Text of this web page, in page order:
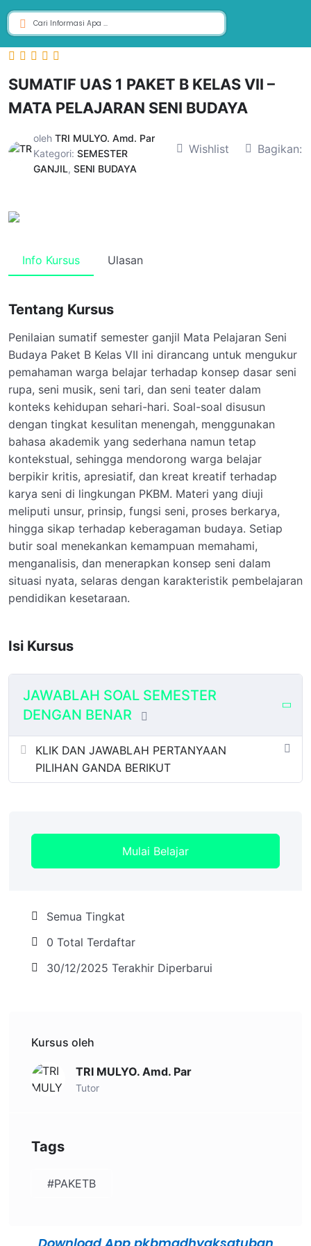
SUMATIF UAS 1 PAKET B KELAS VII –
MATA PELAJARAN SENI BUDAYA
oleh TRI MULYO. Amd. Par
Kategori: SEMESTER
GANJIL, SENI BUDAYA
Wishlist Bagikan:
Info Kursus Ulasan
Tentang Kursus
Penilaian sumatif semester ganjil Mata Pelajaran Seni
Budaya Paket B Kelas VII ini dirancang untuk mengukur
pemahaman warga belajar terhadap konsep dasar seni
rupa, seni musik, seni tari, dan seni teater dalam
konteks kehidupan sehari-hari. Soal-soal disusun
dengan tingkat kesulitan menengah, menggunakan
bahasa akademik yang sederhana namun tetap
kontekstual, sehingga mendorong warga belajar
berpikir kritis, apresiatif, dan kreat kreatif terhadap
karya seni di lingkungan PKBM. Materi yang diuji
meliputi unsur, prinsip, fungsi seni, proses berkarya,
hingga sikap terhadap keberagaman budaya. Setiap
butir soal menekankan kemampuan memahami,
menganalisis, dan menerapkan konsep seni dalam
situasi nyata, selaras dengan karakteristik pembelajaran
pendidikan kesetaraan.
Isi Kursus
JAWABLAH SOAL SEMESTER
DENGAN BENAR
KLIK DAN JAWABLAH PERTANYAAN
PILIHAN GANDA BERIKUT
Mulai Belajar
Semua Tingkat
0 Total Terdaftar
30/12/2025 Terakhir Diperbarui
Kursus oleh
TRI MULYO. Amd. Par
Tutor
Tags
#PAKETB